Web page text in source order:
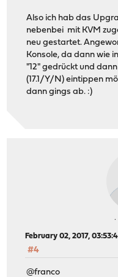
Also ich hab das
nebenbei mit KVM
neu gestartet.
Konsole, da dann wie
"12" gedrückt und
(17.1/Y/N) eintippen
dann gings ab. :)
February 02, 2017,
#4
@franco